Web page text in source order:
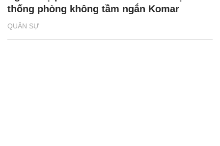
QUÂN SỰ
thống phòng không tầm ngắn Komar